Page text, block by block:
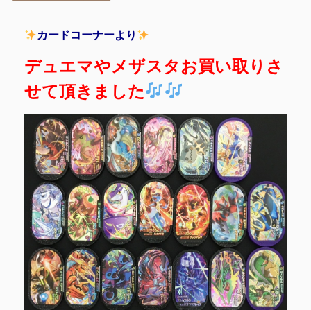
カードコーナーより
デュエマやメザスタお買い取りさ
せて頂きました